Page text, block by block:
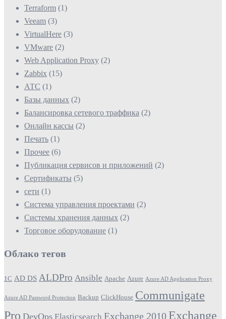
Terraform (1)
Veeam (3)
VirtualHere (3)
VMware (2)
Web Application Proxy (2)
Zabbix (15)
АТС (1)
Базы данных (2)
Балансировка сетевого траффика (2)
Онлайн кассы (2)
Печать (1)
Прочее (6)
Публикация сервисов и приложений (2)
Сертификаты (5)
сети (1)
Система управления проектами (2)
Системы хранения данных (2)
Торговое оборудование (1)
Облако тегов
1С AD DS ALDPro Ansible Apache Azure Azure AD Application Proxy
Azure AD Password Protection Backup ClickHouse Communigate
Pro DevOps Elasticsearch Exchange 2010Exchange